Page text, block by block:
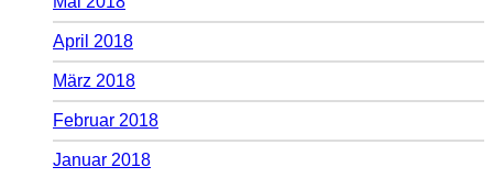
April 2018
März 2018
Februar 2018
Januar 2018